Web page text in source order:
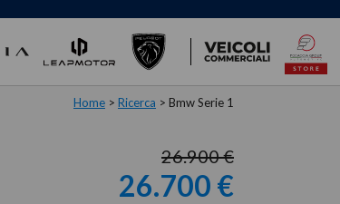
Home > Ricerca > Bmw Serie 1
26.900 €
26.700 €